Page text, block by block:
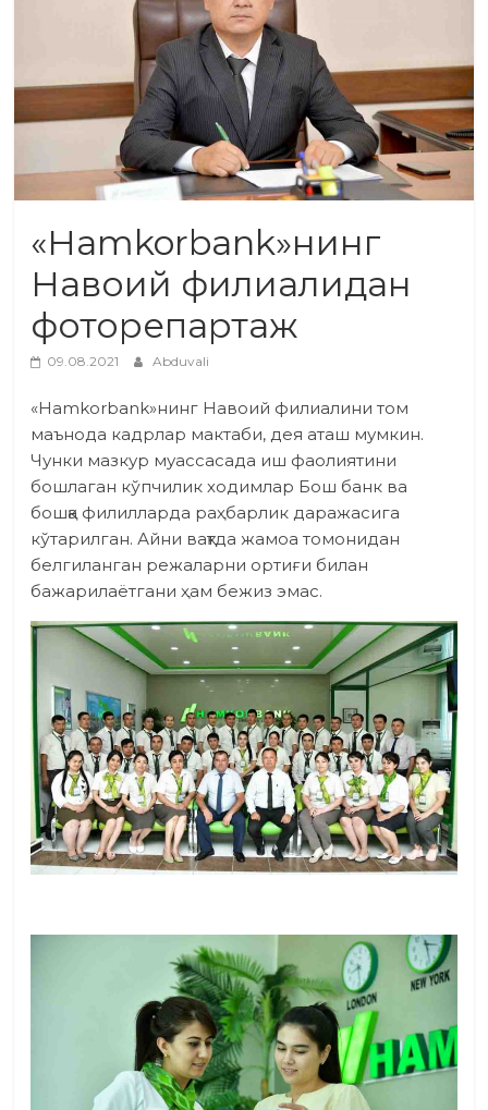
«Hamkorbank»нинг
Навоий филиалидан
фоторепартаж
09.08.2021 Abduvali
«Hamkorbank»нинг Навоий филиалини том
маънода кадрлар мактаби, дея аташ мумкин.
Чунки мазкур муассасада иш фаолиятини
бошлаган кўпчилик ходимлар Бош банк ва
бошқа филилларда раҳбарлик даражасига
кўтарилган. Айни вақтда жамоа томонидан
белгиланган режаларни ортиғи билан
бажарилаётгани ҳам бежиз эмас.